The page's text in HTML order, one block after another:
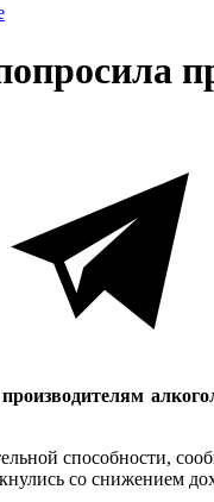
способности,
со снижением